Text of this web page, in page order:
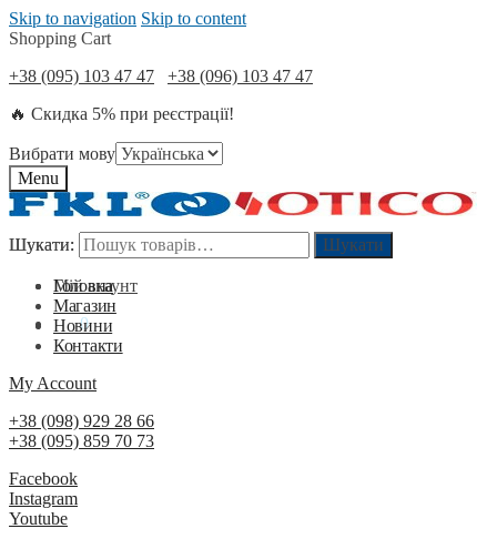
Skip to navigation Skip to content
Shopping Cart
+38 (095) 103 47 47
+38 (096) 103 47 47
🔥 Скидка 5% при реєстрації!
Вибрати мову
Menu
Шукати: Шукати
Мій акаунт
0₴ 0
Шукати: Шукати
Головна
Магазин
Новини
Контакти
My Account
+38 (098) 929 28 66
+38 (095) 859 70 73
Facebook
Instagram
Youtube